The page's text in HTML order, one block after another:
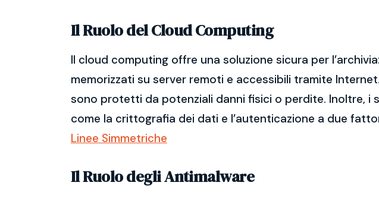
Il Ruolo del Cloud Computing
Il cloud computing offre una soluzione sicura per
memorizzati su server remoti e accessibili tramite
sono protetti da potenziali danni fisici o perdite. Inoltre, i
come la crittografia dei dati e l’autenticazione a due
Linee Simmetriche
Il Ruolo degli Antimalware